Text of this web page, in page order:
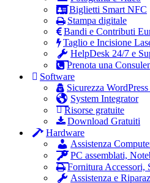
Biglietti Smart NFC
Stampa digitale
Bandi e Contributi
Taglio e Incisione
HelpDesk 24/7 e
Prenota una
Software
Sicurezza
System Integrator
Risorse gratuite
Download Gratuiti
Hardware
Assistenza
PC assemblati,
Fornitura Accessori,
Assistenza e